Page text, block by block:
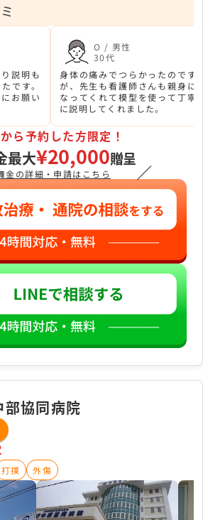
説明も
です。
お願い
O / 男性
30代
身体の痛みでつらかったのです
が、先生も看護師さんも親身に
なってくれて模型を使って丁寧
に説明してくれました。
ら予約した方限定！
最大¥20,000贈呈
金の詳細・申請はこちら ／
協同病院
打撲 外傷